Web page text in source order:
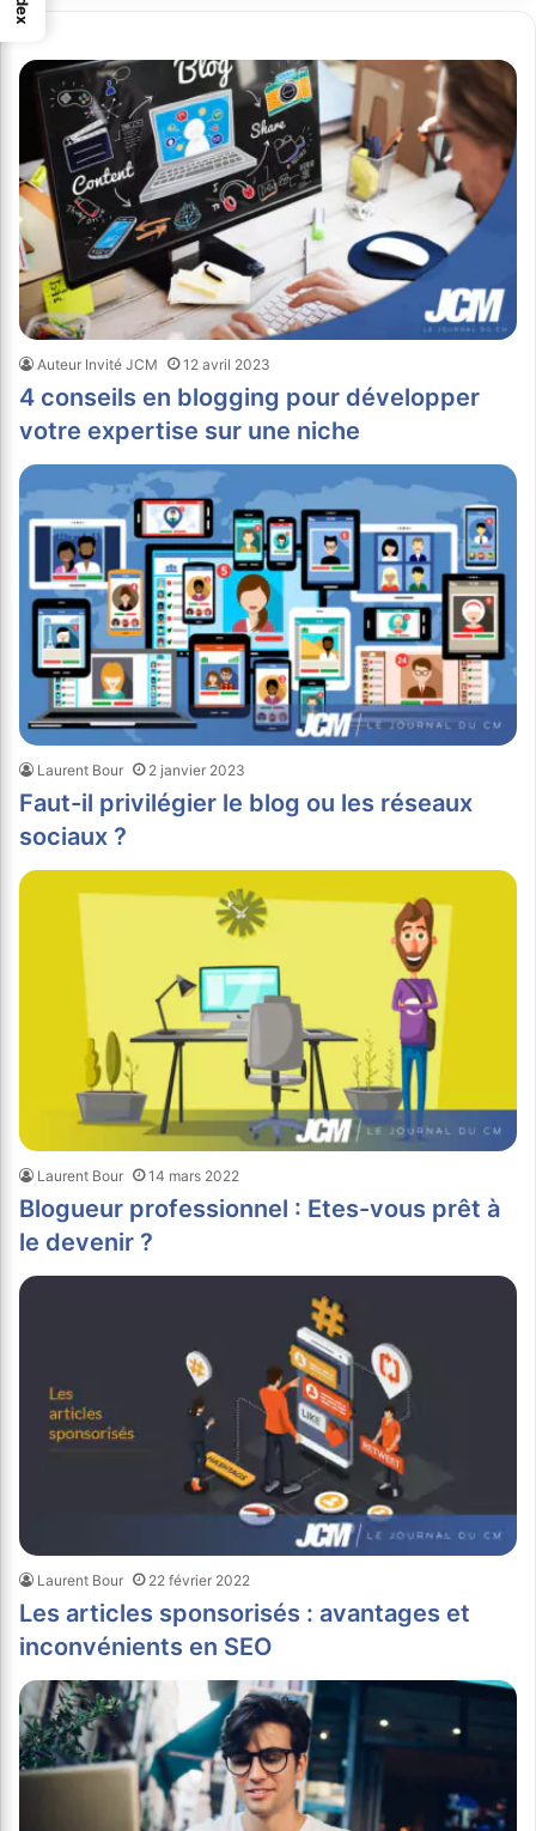
Auteur Invité JCM 12 avril 2023
4 conseils en blogging pour développer
votre expertise sur une niche
Laurent Bour 2 janvier 2023
Faut-il privilégier le blog ou les réseaux
sociaux ?
Laurent Bour 14 mars 2022
Blogueur professionnel : Etes-vous prêt à
le devenir ?
Laurent Bour 22 février 2022
Les articles sponsorisés : avantages et
inconvénients en SEO